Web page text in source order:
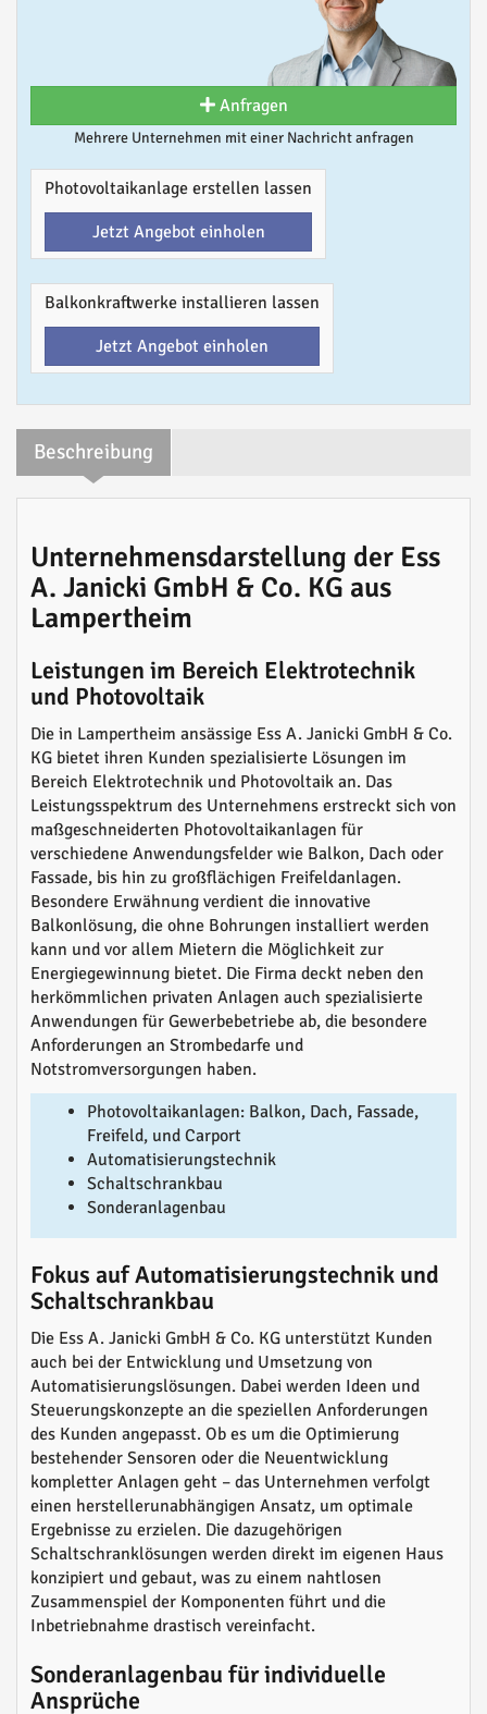
Anfragen
Mehrere Unternehmen mit einer Nachricht anfragen
Photovoltaikanlage erstellen lassen
Jetzt Angebot einholen
Balkonkraftwerke installieren lassen
Jetzt Angebot einholen
Beschreibung
Unternehmensdarstellung der Ess
A. Janicki GmbH & Co. KG aus
Lampertheim
Leistungen im Bereich Elektrotechnik
und Photovoltaik
Die in Lampertheim ansässige Ess A. Janicki GmbH & Co.
KG bietet ihren Kunden spezialisierte Lösungen im
Bereich Elektrotechnik und Photovoltaik an. Das
Leistungsspektrum des Unternehmens erstreckt sich von
maßgeschneiderten Photovoltaikanlagen für
verschiedene Anwendungsfelder wie Balkon, Dach oder
Fassade, bis hin zu großflächigen Freifeldanlagen.
Besondere Erwähnung verdient die innovative
Balkonlösung, die ohne Bohrungen installiert werden
kann und vor allem Mietern die Möglichkeit zur
Energiegewinnung bietet. Die Firma deckt neben den
herkömmlichen privaten Anlagen auch spezialisierte
Anwendungen für Gewerbebetriebe ab, die besondere
Anforderungen an Strombedarfe und
Notstromversorgungen haben.
Photovoltaikanlagen: Balkon, Dach, Fassade,
Freifeld, und Carport
Automatisierungstechnik
Schaltschrankbau
Sonderanlagenbau
Fokus auf Automatisierungstechnik und
Schaltschrankbau
Die Ess A. Janicki GmbH & Co. KG unterstützt Kunden
auch bei der Entwicklung und Umsetzung von
Automatisierungslösungen. Dabei werden Ideen und
Steuerungskonzepte an die speziellen Anforderungen
des Kunden angepasst. Ob es um die Optimierung
bestehender Sensoren oder die Neuentwicklung
kompletter Anlagen geht – das Unternehmen verfolgt
einen herstellerunabhängigen Ansatz, um optimale
Ergebnisse zu erzielen. Die dazugehörigen
Schaltschranklösungen werden direkt im eigenen Haus
konzipiert und gebaut, was zu einem nahtlosen
Zusammenspiel der Komponenten führt und die
Inbetriebnahme drastisch vereinfacht.
Sonderanlagenbau für individuelle
Ansprüche